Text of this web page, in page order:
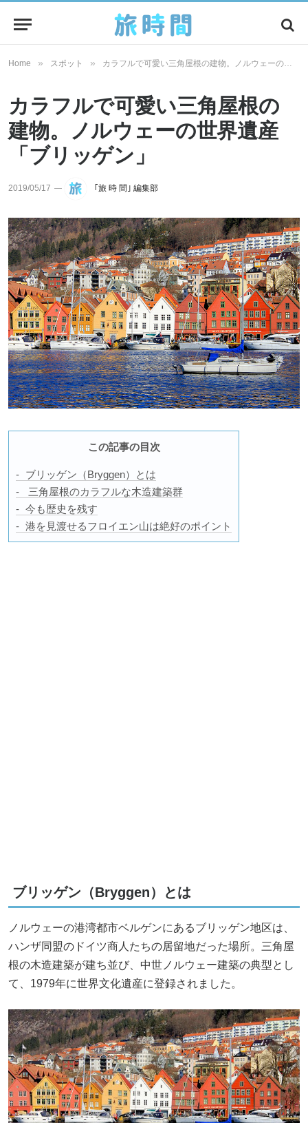
Home » スポット » カラフルで可愛い三角屋根の建物。ノルウェーの世界遺産「ブリッゲン」
カラフルで可愛い三角屋根の
建物。ノルウェーの世界遺産
「ブリッゲン」
2019/05/17 ｢旅 時 間｣ 編集部
この記事の目次
ブリッゲン（Bryggen）とは
三角屋根のカラフルな木造建築群
今も歴史を残す
港を見渡せるフロイエン山は絶好のポイント
ブリッゲン（Bryggen）とは
ノルウェーの港湾都市ベルゲンにあるブリッゲン地区は、
ハンザ同盟のドイツ商人たちの居留地だった場所。三角屋
根の木造建築が建ち並び、中世ノルウェー建築の典型とし
て、1979年に世界文化遺産に登録されました。